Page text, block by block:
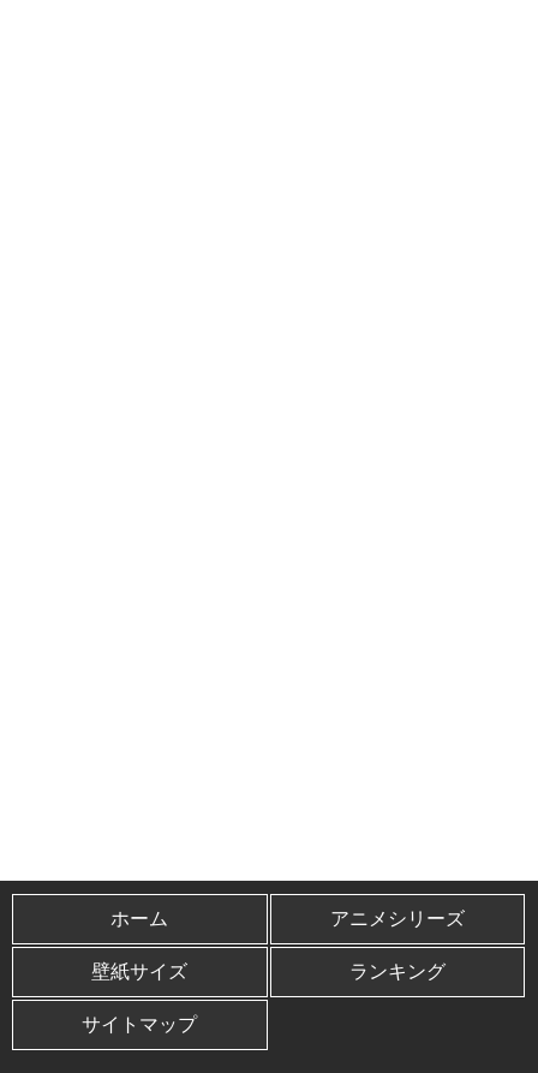
ホーム アニメシリーズ
壁紙サイズ ランキング
サイトマップ